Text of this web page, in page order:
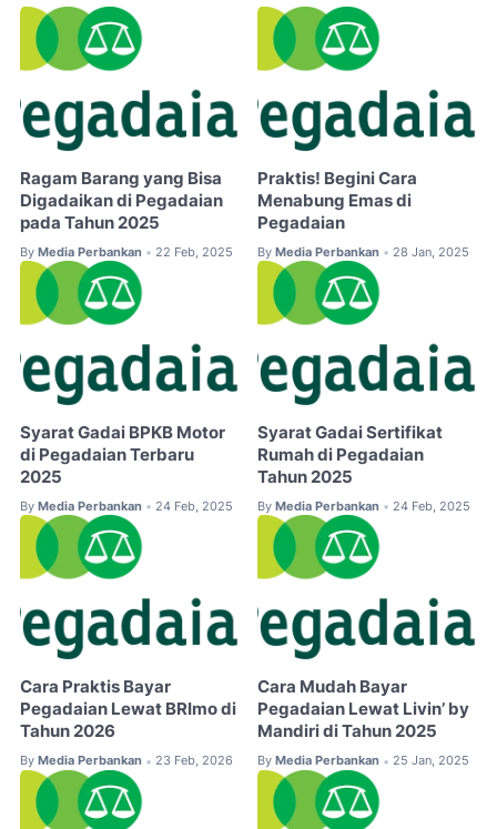
Ragam Barang yang Bisa
Digadaikan di Pegadaian
pada Tahun 2025
By Media Perbankan • 22 Feb, 2025
Praktis! Begini Cara
Menabung Emas di
Pegadaian
By Media Perbankan • 28 Jan, 2025
Syarat Gadai BPKB Motor
di Pegadaian Terbaru
2025
By Media Perbankan • 24 Feb, 2025
Syarat Gadai Sertifikat
Rumah di Pegadaian
Tahun 2025
By Media Perbankan • 24 Feb, 2025
Cara Praktis Bayar
Pegadaian Lewat BRImo di
Tahun 2026
By Media Perbankan • 23 Feb, 2026
Cara Mudah Bayar
Pegadaian Lewat Livin’ by
Mandiri di Tahun 2025
By Media Perbankan • 25 Jan, 2025